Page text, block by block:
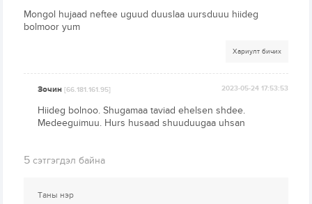
Mongol hujaad neftee uguud duuslaa uursduuu hiideg
bolmoor yum
Хариулт бичих
Зочин[66.181.161.95] 2023-05-24 17:53:53
Hiideg bolnoo. Shugamaa taviad ehelsen shdee.
Medeeguimuu. Hurs husaad shuuduugaa uhsan
5 сэтгэгдэл байна